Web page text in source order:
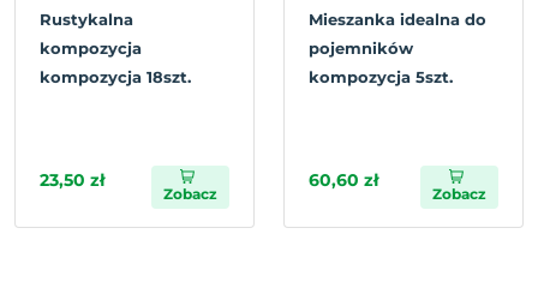
Rustykalna
kompozycja
kompozycja 18szt.
23,50 zł
Zobacz
Mieszanka idealna do
pojemników
kompozycja 5szt.
60,60 zł
Zobacz